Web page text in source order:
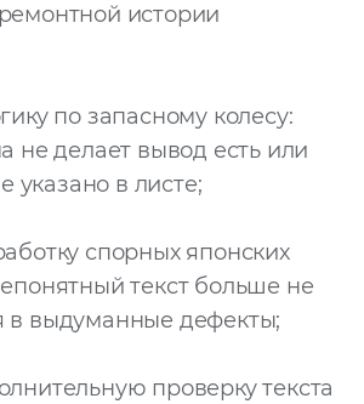
истории
по запасному колесу:
не делает вывод есть или
указано в листе;
спорных японских
текст больше не
в выдуманные дефекты;
проверку текста